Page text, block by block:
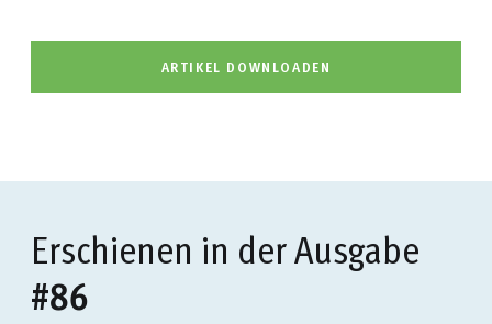
ARTIKEL DOWNLOADEN
Erschienen in der Ausgabe
#86